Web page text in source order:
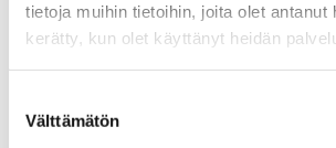
tietoja muihin tietoihin, joita olet antanut
kerätty, kun olet käyttänyt heidän
valinta
Välttämätön